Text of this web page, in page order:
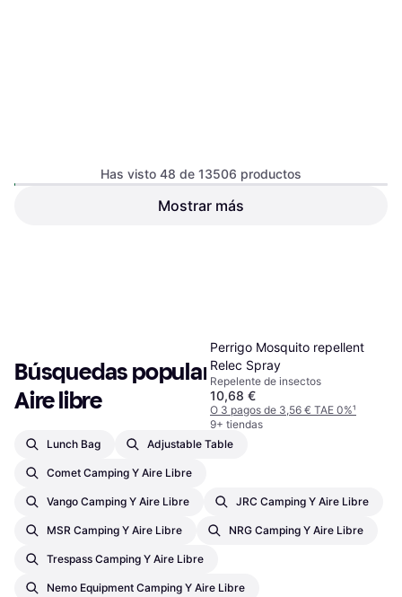
Piz Buin Relec pulsera
Perrigo Mosquito repellent
Relec Spray
Repelente de insectos
10,68 €
O 3 pagos de 3,56 € TAE 0%¹
9+ tiendas
Has visto 48 de 13506 productos
Mostrar más
Búsquedas populares en Camping y
Aire libre
Lunch Bag Adjustable Table
Comet Camping Y Aire Libre
Vango Camping Y Aire Libre JRC Camping Y Aire Libre
MSR Camping Y Aire Libre NRG Camping Y Aire Libre
Trespass Camping Y Aire Libre
Nemo Equipment Camping Y Aire Libre